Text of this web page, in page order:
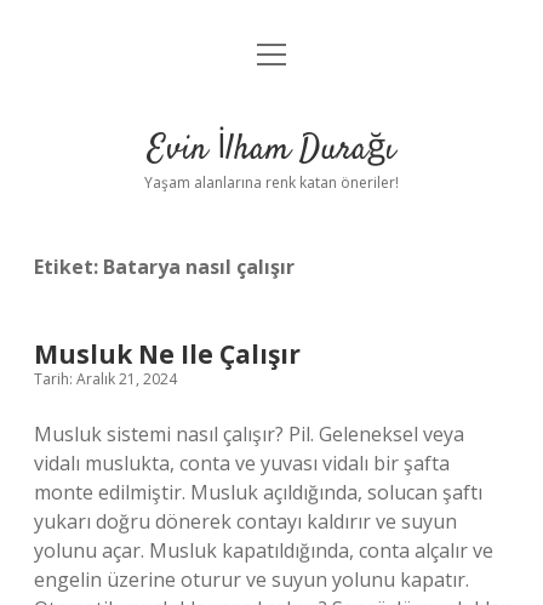
Anasayfa
Yasal Uyarı
menüyü
Evin İlham Durağı
Yaşam alanlarına renk katan öneriler!
Etiket: Batarya nasıl çalışır
Musluk Ne Ile Çalışır
Tarih: Aralık 21, 2024
Musluk sistemi nasıl çalışır? Pil. Geleneksel veya
vidalı muslukta, conta ve yuvası vidalı bir şafta
monte edilmiştir. Musluk açıldığında, solucan şaftı
yukarı doğru dönerek contayı kaldırır ve suyun
yolunu açar. Musluk kapatıldığında, conta alçalır ve
engelin üzerine oturur ve suyun yolunu kapatır.